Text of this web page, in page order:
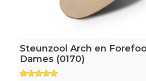
Steunzool Arch en
Dames (0170)